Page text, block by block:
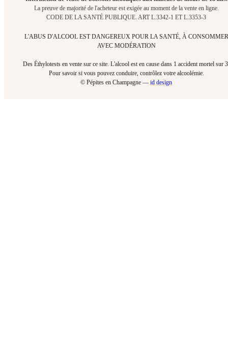
La preuve de majorité de l'acheteur est exigée au moment de la vente en ligne.
CODE DE LA SANTÉ PUBLIQUE. ART L.3342-1 ET L.3353-3
L'ABUS D'ALCOOL EST DANGEREUX POUR LA SANTÉ, À CONSOMMER
AVEC MODÉRATION
Des Éthylotests en vente sur ce site. L'alcool est en cause dans 1 accident mortel sur
Pour savoir si vous pouvez conduire, contrôlez votre alcoolémie.​
© Pépites en Champagne — id design